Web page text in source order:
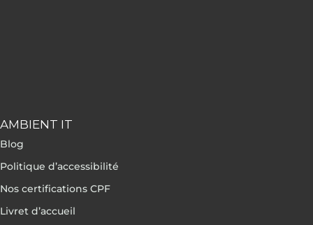
AMBIENT IT
Blog
Politique d’accessibilité
Nos certifications CPF
Livret d’accueil